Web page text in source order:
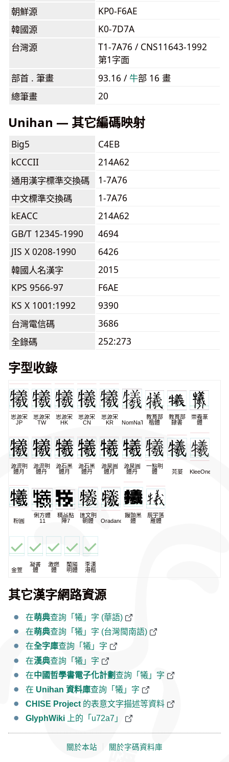
朝鮮源
KP0-F6AE
韓國源
K0-7D7A
台灣源
T1-7A76 / CNS11643-1992
第1字面
部首 . 筆畫
93.16 /⽜部 16 畫
總筆畫
20
Unihan — 其它編碼映射
Big5
C4EB
kCCCII
214A62
通用漢字標準交換碼
1-7A76
中文標準交換碼
1-7A76
kEACC
214A62
GB/T 12345-1990
4694
JIS X 0208-1990
6426
韓國人名漢字
2015
KPS 9566-97
F6AE
KS X 1001:1992
9390
台灣電信碼
3686
全錄碼
252:273
字型收錄
思源宋
JP
思源宋
TW
思源宋
HK
思源宋
CN
思源宋
KR
NomNaTong
教育部
楷體
教育部
隸書
崇羲篆
體
源流明
體月
源流明
體丹
源石黑
體月
源石黑
體丹
源泉圓
體月
源泉圓
體丹
一點明
體
芫荽 KleeOne
粉圓
俐方體
11
精品點
陣7
匯文明
朝體
Oradano
饅頭黑
體
辰宇落
雁體
金萱
凝書
體
激燃
體
蘭陽
明體
李漢
港楷
其它漢字網路資源
在萌典查詢「犧」字 (華語)
在萌典查詢「犧」字 (台灣閩南語)
在全字庫查詢「犧」字
在漢典查詢「犧」字
在中國哲學書電子化計劃查詢「犧」字
在 Unihan 資料庫查詢「犧」字
CHISE Project 的表意文字描述等資料
GlyphWiki 上的「u72a7」
關於本站 關於字碼資料庫